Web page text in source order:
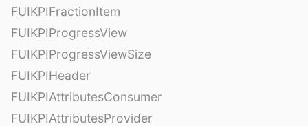
FUIKPIFractionItem
FUIKPIProgressView
FUIKPIProgressViewSize
FUIKPIHeader
FUIKPIAttributesConsumer
FUIKPIAttributesProvider